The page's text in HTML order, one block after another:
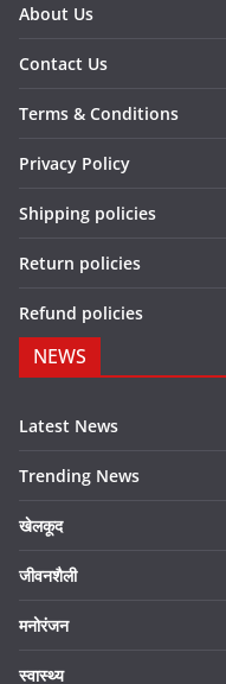
About Us
Contact Us
Terms & Conditions
Privacy Policy
Shipping policies
Return policies
Refund policies
NEWS
Latest News
Trending News
खेलकूद
जीवनशैली
मनोरंजन
स्वास्थ्य